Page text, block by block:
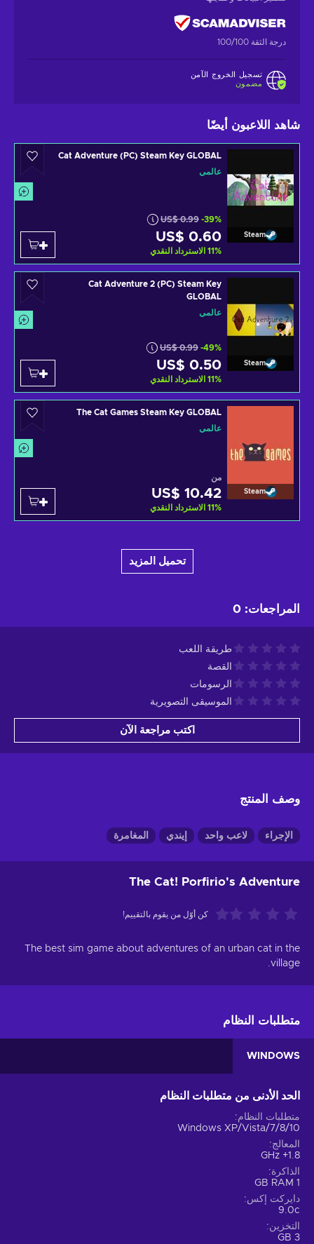
درجة الثقة 100/100
تسجيل الخروج الآمن
مضمون
شاهد اللاعبون أيضًا
Steam
Cat Adventure (PC) Steam Key GLOBAL
عالمي
US$ 0.99 -39%
US$ 0.60
11% الاسترداد النقدي
Steam
Cat Adventure 2 (PC) Steam Key
GLOBAL
عالمي
US$ 0.99 -49%
US$ 0.50
11% الاسترداد النقدي
Steam
The Cat Games Steam Key GLOBAL
عالمي
من
US$ 10.42
11% الاسترداد النقدي
تحميل المزيد
المراجعات:
0
طريقة اللعب
القصة
الرسومات
الموسيقى التصويرية
اكتب مراجعة الآن
وصف المنتج
الإجراء لاعب واحد إيندي المغامرة
The Cat! Porfirio's Adventure
كن أوّل من يقوم بالتقييم!
The best sim game about adventures of an urban cat in the
village.
متطلبات النظام
WINDOWS
الحد الأدنى من متطلبات النظام
متطلبات النظام
Windows XP/Vista/7/8/10
المعالج
1.8+ GHz
الذاكرة
1 GB RAM
دايركت إكس
9.0c
التخزين
3 GB